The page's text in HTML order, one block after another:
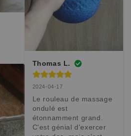
Thomas L.
2024-04-17
Le rouleau de massage
ondulé est
étonnamment grand.
C'est génial d'exercer